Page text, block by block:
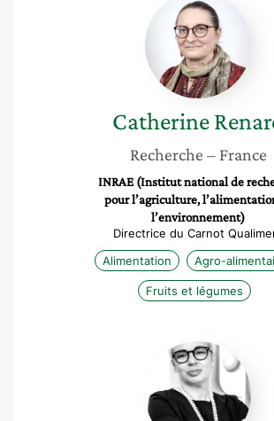
Renard
Catherine
Recherche – France
INRAE (Institut national de
pour l’agriculture,
l’environnement)
Directrice du Carnot
Alimentation
Agro-
Fruits et légumes
Cécile
Poignant